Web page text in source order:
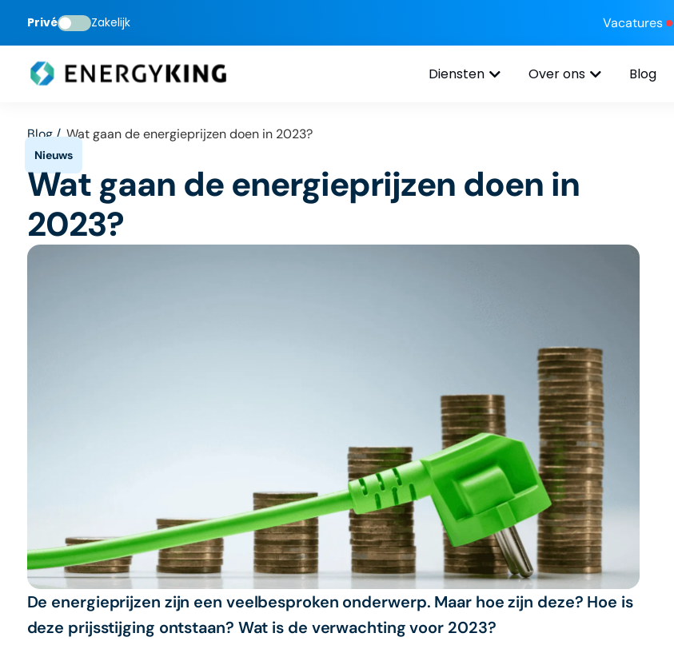
Privé Zakelijk Vacatures
Diensten Over ons Blog
Blog / Wat gaan de energieprijzen doen in 2023?
Wat gaan de energieprijzen doen in
2023?
De energieprijzen zijn een veelbesproken onderwerp. Maar hoe zijn deze? Hoe is
deze prijsstijging ontstaan? Wat is de verwachting voor 2023?